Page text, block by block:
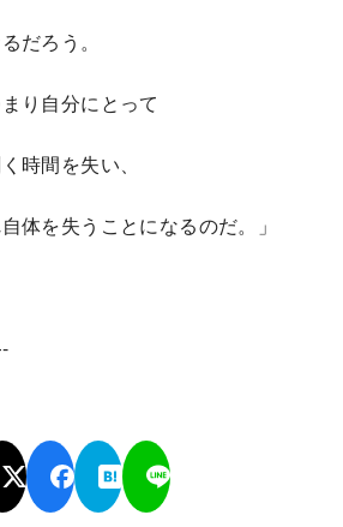
だろう。
り自分にとって
時間を失い、
体を失うことになるのだ。」